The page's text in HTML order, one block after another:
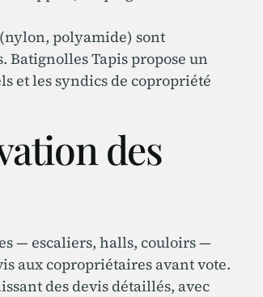
polyamide) sont
Tapis propose un
et les syndics de copropriété
des
— escaliers, halls, couloirs —
aux copropriétaires avant vote.
des devis détaillés, avec